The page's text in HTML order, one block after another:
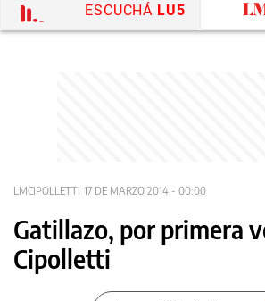
ESCUCHÁ LU5
LMCIPOLLETTI 17 DE MARZO 2014 - 00:00
Gatillazo, por primera
Cipolletti